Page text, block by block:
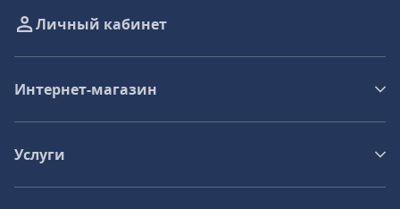
Личный кабинет
Интернет-магазин
Услуги